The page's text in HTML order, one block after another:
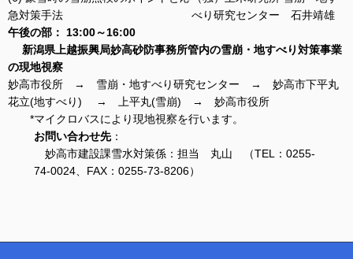
急対策手法
べり研究センター 石井靖雄
午後の部： 13:00～16:00
新潟県上越振興局妙高砂防事務所管内の雪崩・地すべり対策事業
の現地視察
妙高市役所 → 雪崩・地すべり研究センター → 妙高市下平丸
花立(地すべり) → 上平丸(雪崩) → 妙高市役所
*マイクロバスにより現地視察を行います。
お問い合わせ先：
妙高市建設課雪水対策係：担当 丸山 （TEL：0255-
74-0024、FAX：0255-73-8206）